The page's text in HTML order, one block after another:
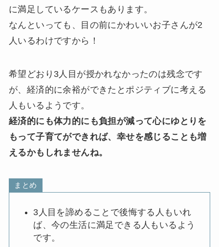
に満足しているケースもあります。
なんといっても、目の前にかわいいお子さんが2
人いるわけですから！
希望どおり3人目が授かれなかったのは残念です
が、経済的に余裕ができたとポジティブに考える
人もいるようです。
経済的にも体力的にも負担が減って心にゆとりを
もって子育てができれば、幸せを感じることも増
えるかもしれませんね。
まとめ
3人目を諦めることで後悔する人もいれ
ば、今の生活に満足できる人もいるよう
です。